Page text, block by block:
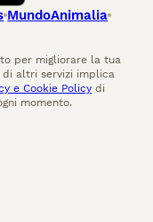
MundoAnimalia
per migliorare la tua
di altri servizi implica
e Cookie Policy di
momento.